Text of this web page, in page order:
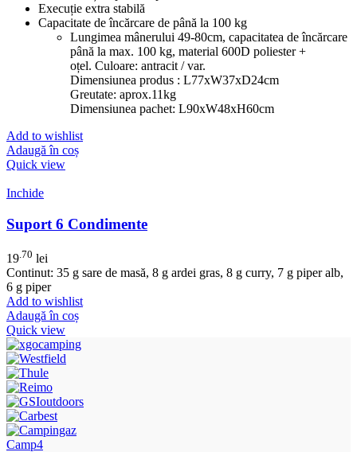
Execuție extra stabilă
Capacitate de încărcare de până la 100 kg
Lungimea mânerului 49-80cm, capacitatea de încărcare
până la max. 100 kg, material 600D poliester +
oțel. Culoare: antracit / var.
Dimensiunea produs : L77xW37xD24cm
Greutate: aprox.11kg
Dimensiunea pachet: L90xW48xH60cm
Add to wishlist
Adaugă în coș
Quick view
Inchide
Suport 6 Condimente
19 .70 lei
Continut: 35 g sare de masă, 8 g ardei gras, 8 g curry, 7 g piper alb,
6 g piper
Add to wishlist
Adaugă în coș
Quick view
Camp4